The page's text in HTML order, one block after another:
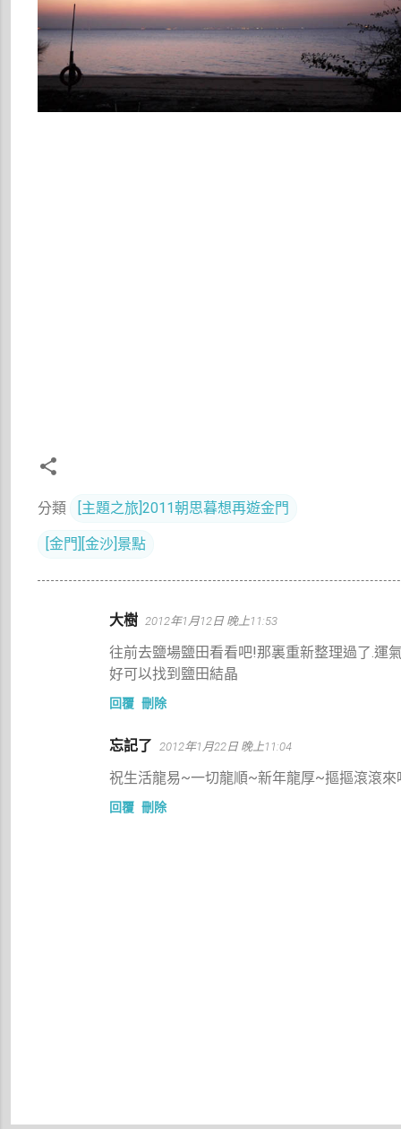
分類 [主題之旅]2011朝思暮想再遊金門
[金門][金沙]景點
大樹 2012年1月12日 晚上11:53
往前去鹽場鹽田看看吧!那裏重新整理過了.運
好可以找到鹽田結晶
回覆 刪除
忘記了 2012年1月22日 晚上11:04
祝生活龍易~一切龍順~新年龍厚~摳摳滾滾來
回覆 刪除